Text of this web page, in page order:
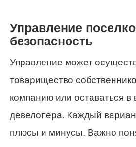
Управление
безопасность
Управление может
товарищество
компанию или оставаться в
девелопера. Каждый
плюсы и минусы. Важно